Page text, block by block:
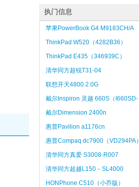
执门信息
苹果PowerBook G4 M9183CH/A
ThinkPad W520（4282B36）
ThinkPad E435（346939C）
清华同方超锐T31-04
联想开天4800 2.0G
25660DVDRWSN(XP PRO)
戴尔Inspiron 灵越 660S（I660SD-
288M）
戴尔Dimension 2400n
惠普Pavilion a1176cn
惠普Compaq dc7900（VD294PA）
清华同方真爱 S3008-R007
清华同方超越L150－SL4000
HONPhone C510（小乔版）